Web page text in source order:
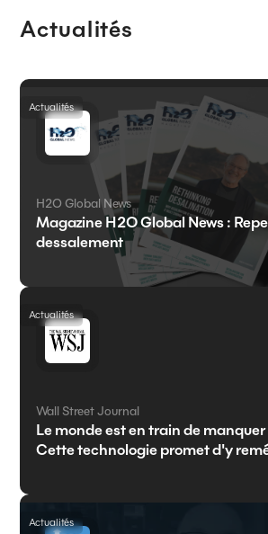
Actualités
H2O Global News
Magazine H2O Global News :
dessalement
Actualités
Wall Street Journal
Le monde est en train de
Cette technologie promet d'y
Actualités
Actualités